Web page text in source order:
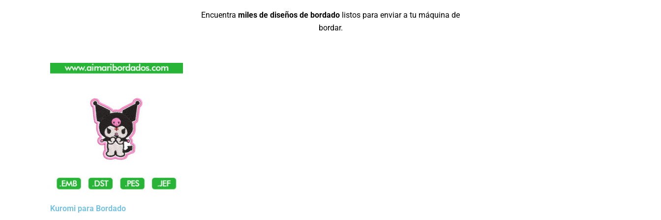
Encuentra miles de diseños de bordado listos para enviar a tu máquina de
bordar.
Kuromi para Bordado